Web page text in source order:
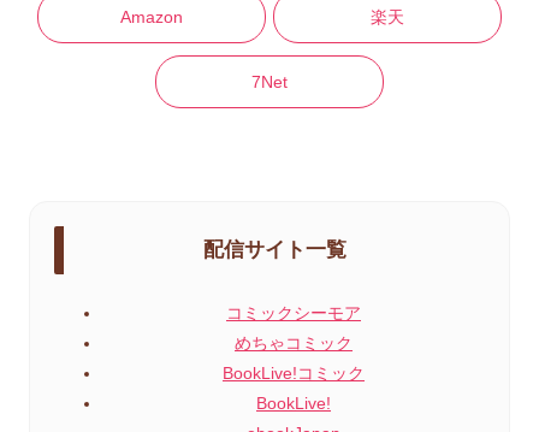
Amazon 楽天
7Net
配信サイト一覧
コミックシーモア
めちゃコミック
BookLive!コミック
BookLive!